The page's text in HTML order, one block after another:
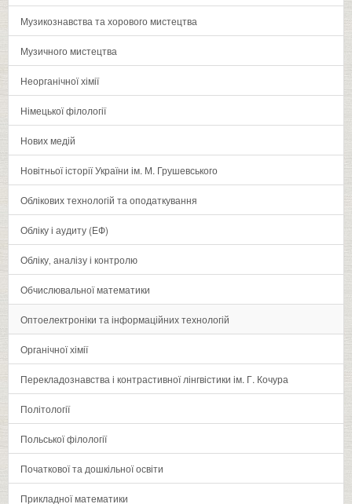
Музикознавства та хорового мистецтва
Музичного мистецтва
Неорганічної хімії
Німецької філології
Нових медій
Новітньої історії України ім. М. Грушевського
Облікових технологій та оподаткування
Обліку і аудиту (ЕФ)
Обліку‚ аналізу і контролю
Обчислювальної математики
Оптоелектроніки та інформаційних технологій
Органічної хімії
Перекладознавства і контрастивної лінгвістики ім. Г. Кочура
Політології
Польської філології
Початкової та дошкільної освіти
Прикладної математики